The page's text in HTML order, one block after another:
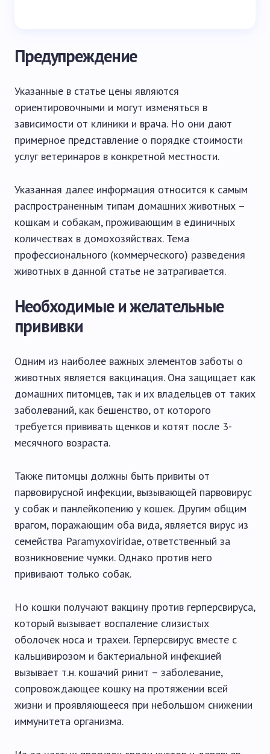
Предупреждение
Указанные в статье цены являются
ориентировочными и могут изменяться в
зависимости от клиники и врача. Но они дают
примерное представление о порядке стоимости
услуг ветеринаров в конкретной местности.
Указанная далее информация относится к самым
распространенным типам домашних животных –
кошкам и собакам, проживающим в единичных
количествах в домохозяйствах. Тема
профессионального (коммерческого) разведения
животных в данной статье не затрагивается.
Необходимые и желательные
прививки
Одним из наиболее важных элементов заботы о
животных является вакцинация. Она защищает как
домашних питомцев, так и их владельцев от таких
заболеваний, как бешенство, от которого
требуется прививать щенков и котят после 3-
месячного возраста.
Также питомцы должны быть привиты от
парвовирусной инфекции, вызывающей парвовирус
у собак и панлейкопению у кошек. Другим общим
врагом, поражающим оба вида, является вирус из
семейства Paramyxoviridae, ответственный за
возникновение чумки. Однако против него
прививают только собак.
Но кошки получают вакцину против герперсвируса,
который вызывает воспаление слизистых
оболочек носа и трахеи. Герперсвирус вместе с
кальцивирозом и бактериальной инфекцией
вызывает т.н. кошачий ринит – заболевание,
сопровождающее кошку на протяжении всей
жизни и проявляющееся при небольшом снижении
иммунитета организма.